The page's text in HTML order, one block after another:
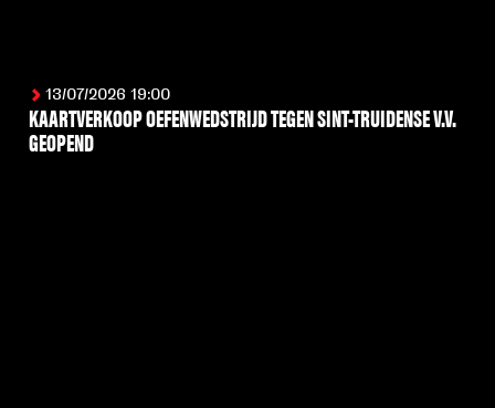
13/07/2026 19:00
KAARTVERKOOP OEFENWEDSTRIJD TEGEN SINT-TRUIDENSE V.V.
GEOPEND